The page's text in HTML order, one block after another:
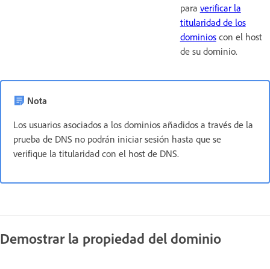
para verificar la
titularidad de los
dominioscon el host
de su dominio.
Nota
Los usuarios asociados a los dominios añadidos a través de la
prueba de DNS no podrán iniciar sesión hasta que se
verifique la titularidad con el host de DNS.
Demostrar la propiedad del dominio